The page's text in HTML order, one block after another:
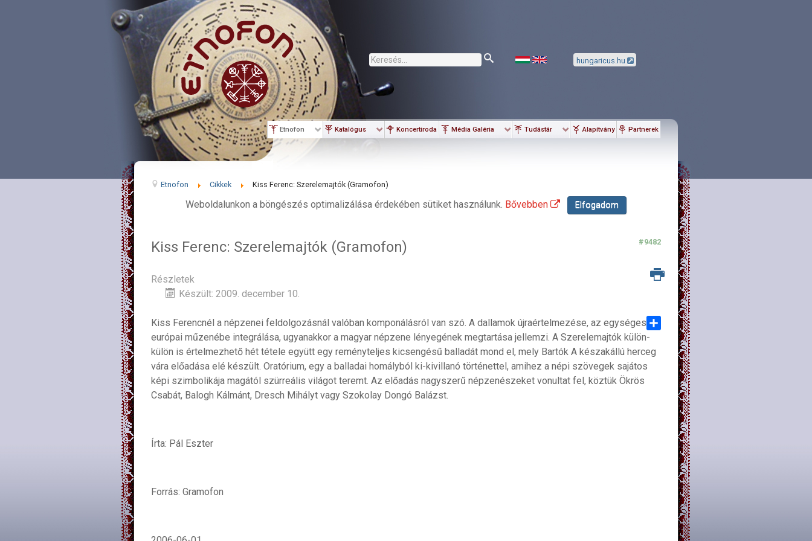
Keresés... hungaricus.hu
Etnofon Katalógus Koncertiroda Média Galéria Tudástár Alapítvány Partnerek
Etnofon Cikkek Kiss Ferenc: Szerelemajtók (Gramofon)
Weboldalunkon a böngészés optimalizálása érdekében sütiket használunk. Bővebben Elfogadom
Kiss Ferenc: Szerelemajtók (Gramofon) #9482
Részletek
Készült: 2009. december 10.
Share
Kiss Ferencnél a népzenei feldolgozásnál valóban komponálásról van szó. A dallamok újraértelmezése, az egységes
európai műzenébe integrálása, ugyanakkor a magyar népzene lényegének megtartása jellemzi. A Szerelemajtók külön-
külön is értelmezhető hét tétele együtt egy reményteljes kicsengésű balladát mond el, mely Bartók A készakállú herceg
vára előadása elé készült. Oratórium, egy a balladai homályból ki-kivillanó történettel, amihez a népi szövegek sajátos
képi szimbolikája magától szürreális világot teremt. Az előadás nagyszerű népzenészeket vonultat fel, köztük Ökrös
Csabát, Balogh Kálmánt, Dresch Mihályt vagy Szokolay Dongó Balázst.
Írta: Pál Eszter
Forrás: Gramofon